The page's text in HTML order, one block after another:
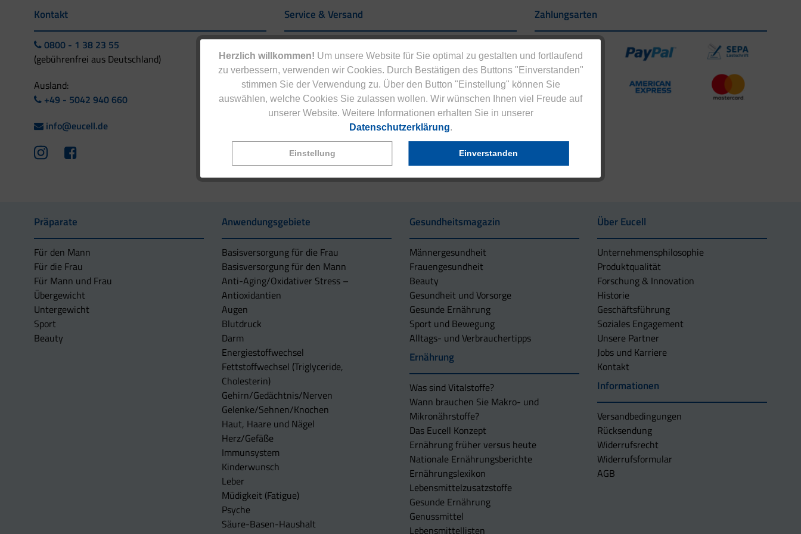
Herzlich willkommen! Um unsere Website für Sie optimal zu gestalten und fortlaufend
zu verbessern, verwenden wir Cookies. Durch Bestätigen des Buttons "Einverstanden"
stimmen Sie der Verwendung zu. Über den Button "Einstellung" können Sie
auswählen, welche Cookies Sie zulassen wollen. Wir wünschen Ihnen viel Freude auf
unserer Website. Weitere Informationen erhalten Sie in unserer
Datenschutzerklärung.
Einstellung Einverstanden
Kontakt
0800 - 1 38 23 55
(gebührenfrei aus Deutschland)
Ausland:
+49 - 5042 940 660
info@eucell.de
Service & Versand
Eucell Ernährungscoach
Eucell Fitness Coach
Versandbedingungen
Rücksendung
Versandpartner innerhalb Deutschlands
Zahlungsarten
Präparate
Für den Mann
Für die Frau
Für Mann und Frau
Übergewicht
Untergewicht
Sport
Beauty
Anwendungsgebiete
Basisversorgung für die Frau
Basisversorgung für den Mann
Anti-Aging/Oxidativer Stress –
Antioxidantien
Augen
Blutdruck
Darm
Energiestoffwechsel
Fettstoffwechsel (Triglyceride,
Cholesterin)
Gehirn/Gedächtnis/Nerven
Gelenke/Sehnen/Knochen
Haut, Haare und Nägel
Herz/Gefäße
Immunsystem
Kinderwunsch
Leber
Müdigkeit (Fatigue)
Psyche
Säure-Basen-Haushalt
Gesundheitsmagazin
Männergesundheit
Frauengesundheit
Beauty
Gesundheit und Vorsorge
Gesunde Ernährung
Sport und Bewegung
Alltags- und Verbrauchertipps
Ernährung
Was sind Vitalstoffe?
Wann brauchen Sie Makro- und
Mikronährstoffe?
Das Eucell Konzept
Ernährung früher versus heute
Nationale Ernährungsberichte
Ernährungslexikon
Lebensmittelzusatzstoffe
Gesunde Ernährung
Genussmittel
Lebensmittellisten
Über Eucell
Unternehmens­philosophie
Produktqualität
Forschung & Innovation
Historie
Geschäftsführung
Soziales Engagement
Unsere Partner
Jobs und Karriere
Kontakt
Informationen
Versandbedingungen
Rücksendung
Widerrufsrecht
Widerrufsformular
AGB